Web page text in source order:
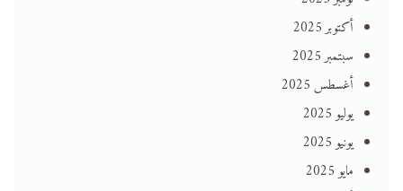
أكتوبر 2025
سبتمبر 2025
أغسطس 2025
يوليو 2025
يونيو 2025
مايو 2025